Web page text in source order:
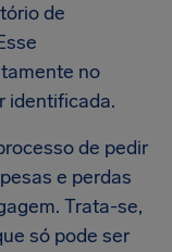
de
no
identificada.
de pedir
e perdas
Trata-se,
só pode ser